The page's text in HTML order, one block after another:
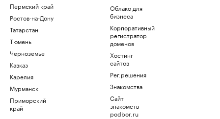
Пермский край
Ростов-на-Дону
Татарстан
Тюмень
Черноземье
Кавказ
Карелия
Мурманск
Приморский
край
Облако для
бизнеса
Корпоративный
регистратор
доменов
Хостинг
сайтов
Рег.решения
Знакомства
Сайт
знакомств
podbor.ru